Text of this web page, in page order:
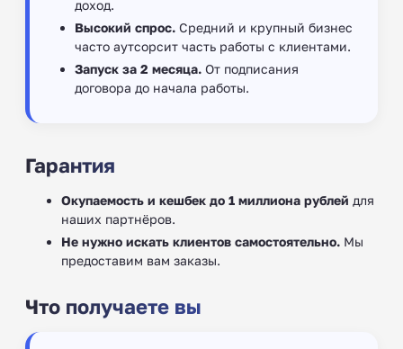
доход.
Высокий спрос. Средний и крупный бизнес
часто аутсорсит часть работы с клиентами.
Запуск за 2 месяца. От подписания
договора до начала работы.
Гарантия
Окупаемость и кешбек до 1 миллиона рублей для
наших партнёров.
Не нужно искать клиентов самостоятельно. Мы
предоставим вам заказы.
Что получаете вы